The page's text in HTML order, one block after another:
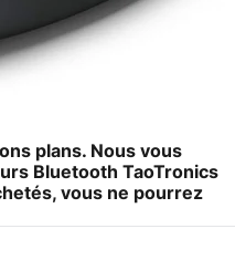
plans. Nous vous
Bluetooth TaoTronics
vous ne pourrez